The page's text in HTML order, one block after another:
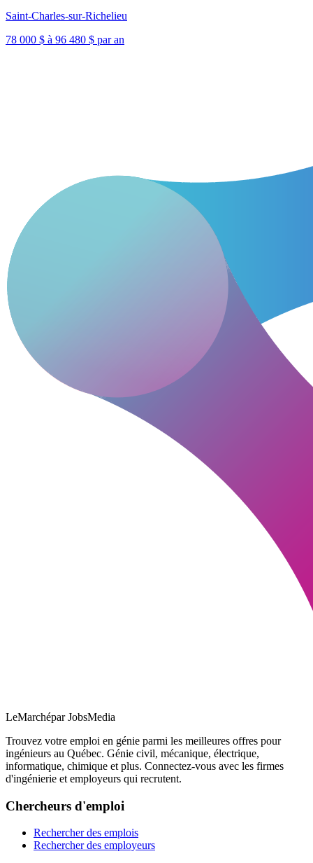
Saint-Charles-sur-Richelieu
78 000 $ à 96 480 $ par an
LeMarchépar JobsMedia
Trouvez votre emploi en génie parmi les meilleures offres pour
ingénieurs au Québec. Génie civil, mécanique, électrique,
informatique, chimique et plus. Connectez-vous avec les firmes
d'ingénierie et employeurs qui recrutent.
Chercheurs d'emploi
Rechercher des emplois
Rechercher des employeurs